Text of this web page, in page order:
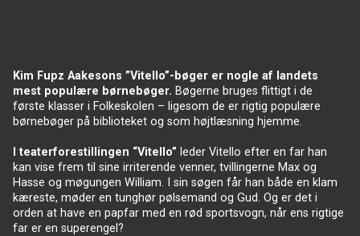
Kim Fupz Aakesons ”Vitello”-bøger er nogle af landets
mest populære børnebøger. Bøgerne bruges flittigt i de
første klasser i Folkeskolen – ligesom de er rigtig populære
børnebøger på biblioteket og som højtlæsning hjemme.
I teaterforestillingen “Vitello” leder Vitello efter en far han
kan vise frem til sine irriterende venner, tvillingerne Max og
Hasse og møgungen William. I sin søgen får han både en klam
kæreste, møder en tunghør pølsemand og Gud. Og er det i
orden at have en papfar med en rød sportsvogn, når ens rigtige
far er en superengel?